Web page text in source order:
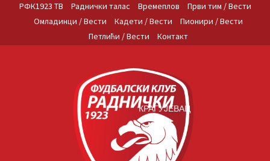
РФК1923 ТВ Раднички талас Времеплов
Први тим / Вести
Омладинци / Вести
Кадети / Вести
Пионири / Вести
Петлићи / Вести
Контакт
КРАГУЈЕВАЦ